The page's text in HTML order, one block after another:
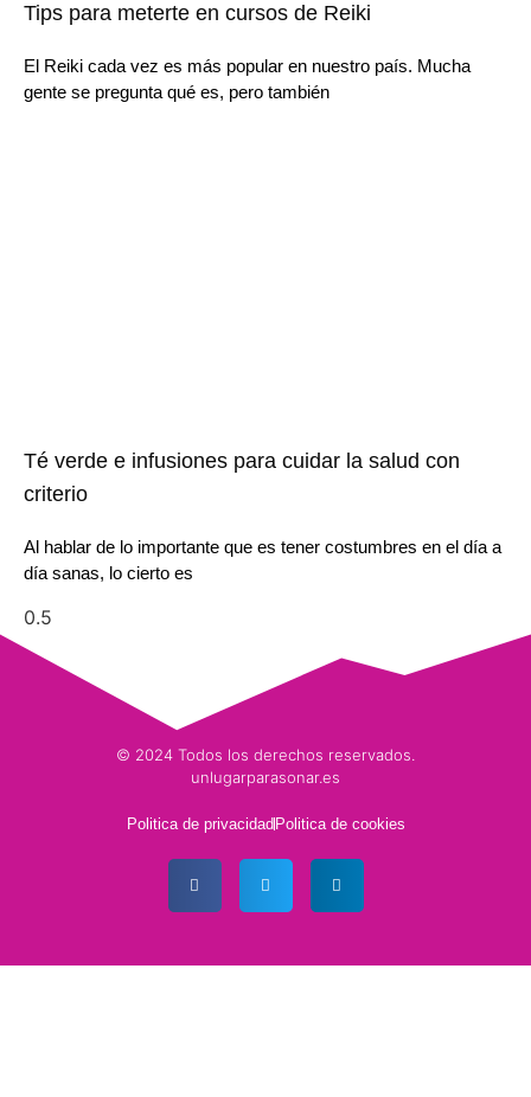
Tips para meterte en cursos de Reiki
El Reiki cada vez es más popular en nuestro país. Mucha
gente se pregunta qué es, pero también
Té verde e infusiones para cuidar la salud con
criterio
Al hablar de lo importante que es tener costumbres en el día a
día sanas, lo cierto es
© 2024 Todos los derechos reservados.
unlugarparasonar.es
Politica de privacidad Politica de cookies